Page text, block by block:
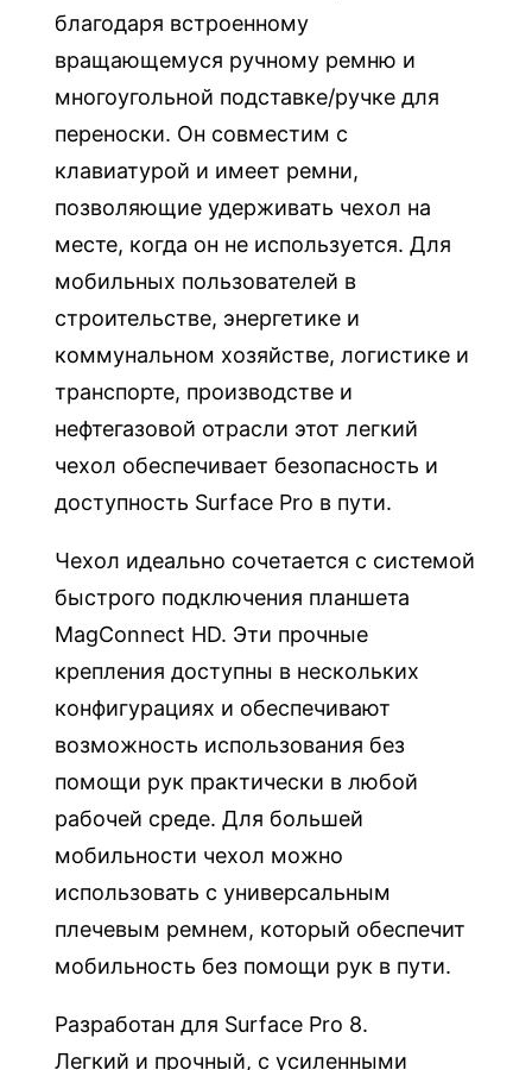
r
f
a
c
e
P
r
o
благодаря встроенному
вращающемуся ручному ремню и
многоугольной подставке/ручке для
переноски. Он совместим с
клавиатурой и имеет ремни,
позволяющие удерживать чехол на
месте, когда он не используется. Для
мобильных пользователей в
строительстве, энергетике и
коммунальном хозяйстве, логистике и
транспорте, производстве и
нефтегазовой отрасли этот легкий
чехол обеспечивает безопасность и
доступность Surface Pro в пути.
Чехол идеально сочетается с системой
быстрого подключения планшета
MagConnect HD. Эти прочные
крепления доступны в нескольких
конфигурациях и обеспечивают
возможность использования без
помощи рук практически в любой
рабочей среде. Для большей
мобильности чехол можно
использовать с универсальным
плечевым ремнем, который обеспечит
мобильность без помощи рук в пути.
Разработан для Surface Pro 8.
Легкий и прочный, с усиленными